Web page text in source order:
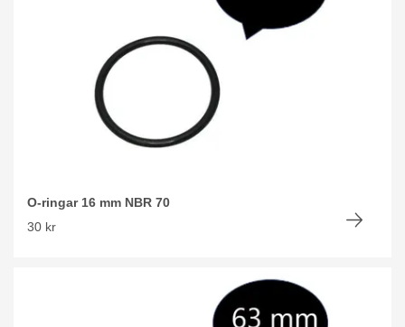
O-ringar 16 mm NBR 70
30 kr